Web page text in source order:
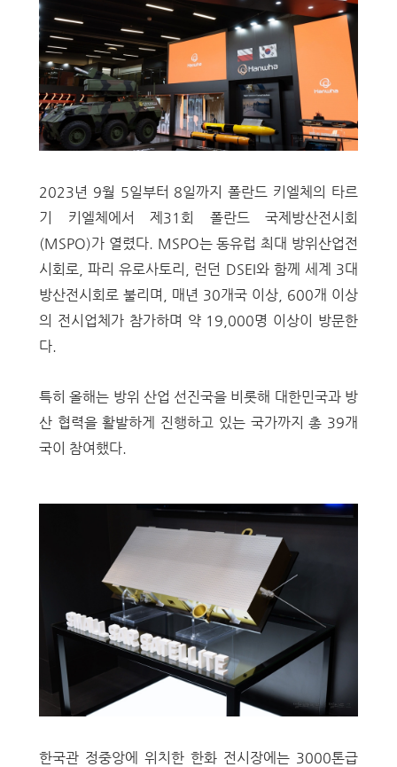
2023년 9월 5일부터 8일까지 폴란드 키엘체의 타르
기 키엘체에서 제31회 폴란드 국제방산전시회
(MSPO)가 열렸다. MSPO는 동유럽 최대 방위산업전
시회로, 파리 유로사토리, 런던 DSEI와 함께 세계 3대
방산전시회로 불리며, 매년 30개국 이상, 600개 이상
의 전시업체가 참가하며 약 19,000명 이상이 방문한
다.
특히 올해는 방위 산업 선진국을 비롯해 대한민국과 방
산 협력을 활발하게 진행하고 있는 국가까지 총 39개
국이 참여했다.
한국관 정중앙에 위치한 한화 전시장에는 3000톤급